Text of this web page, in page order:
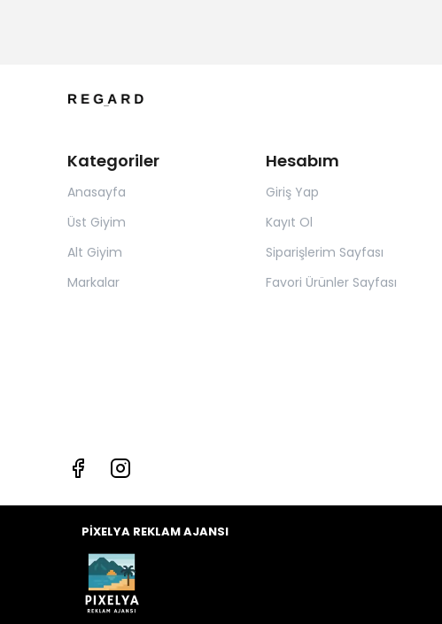
Kategoriler
Anasayfa
Üst Giyim
Alt Giyim
Markalar
Hesabım
Giriş Yap
Kayıt Ol
Siparişlerim Sayfası
Favori Ürünler Sayfası
PİXELYA REKLAM AJANSI